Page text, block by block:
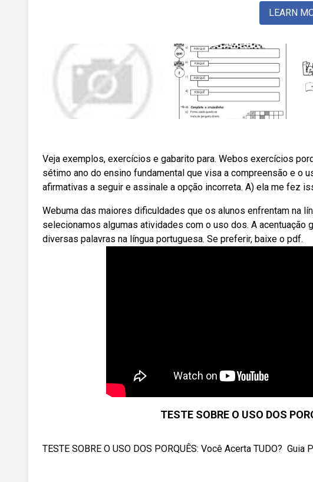
LEARN
Veja exemplos, exercícios e gabarito para. Webos exercícios
sétimo ano do ensino fundamental que visa a compreensão e o
afirmativas a seguir e assinale a opção incorreta. A) ela me fez
Webuma das maiores dificuldades que os alunos enfrentam na
selecionamos algumas atividades com o uso dos. A acentuação
diversas palavras na língua portuguesa. Se preferir, baixe o pdf.
TESTE SOBRE O USO DOS
TESTE SOBRE O USO DOS PORQUÊS: Você Acerta TUDO?